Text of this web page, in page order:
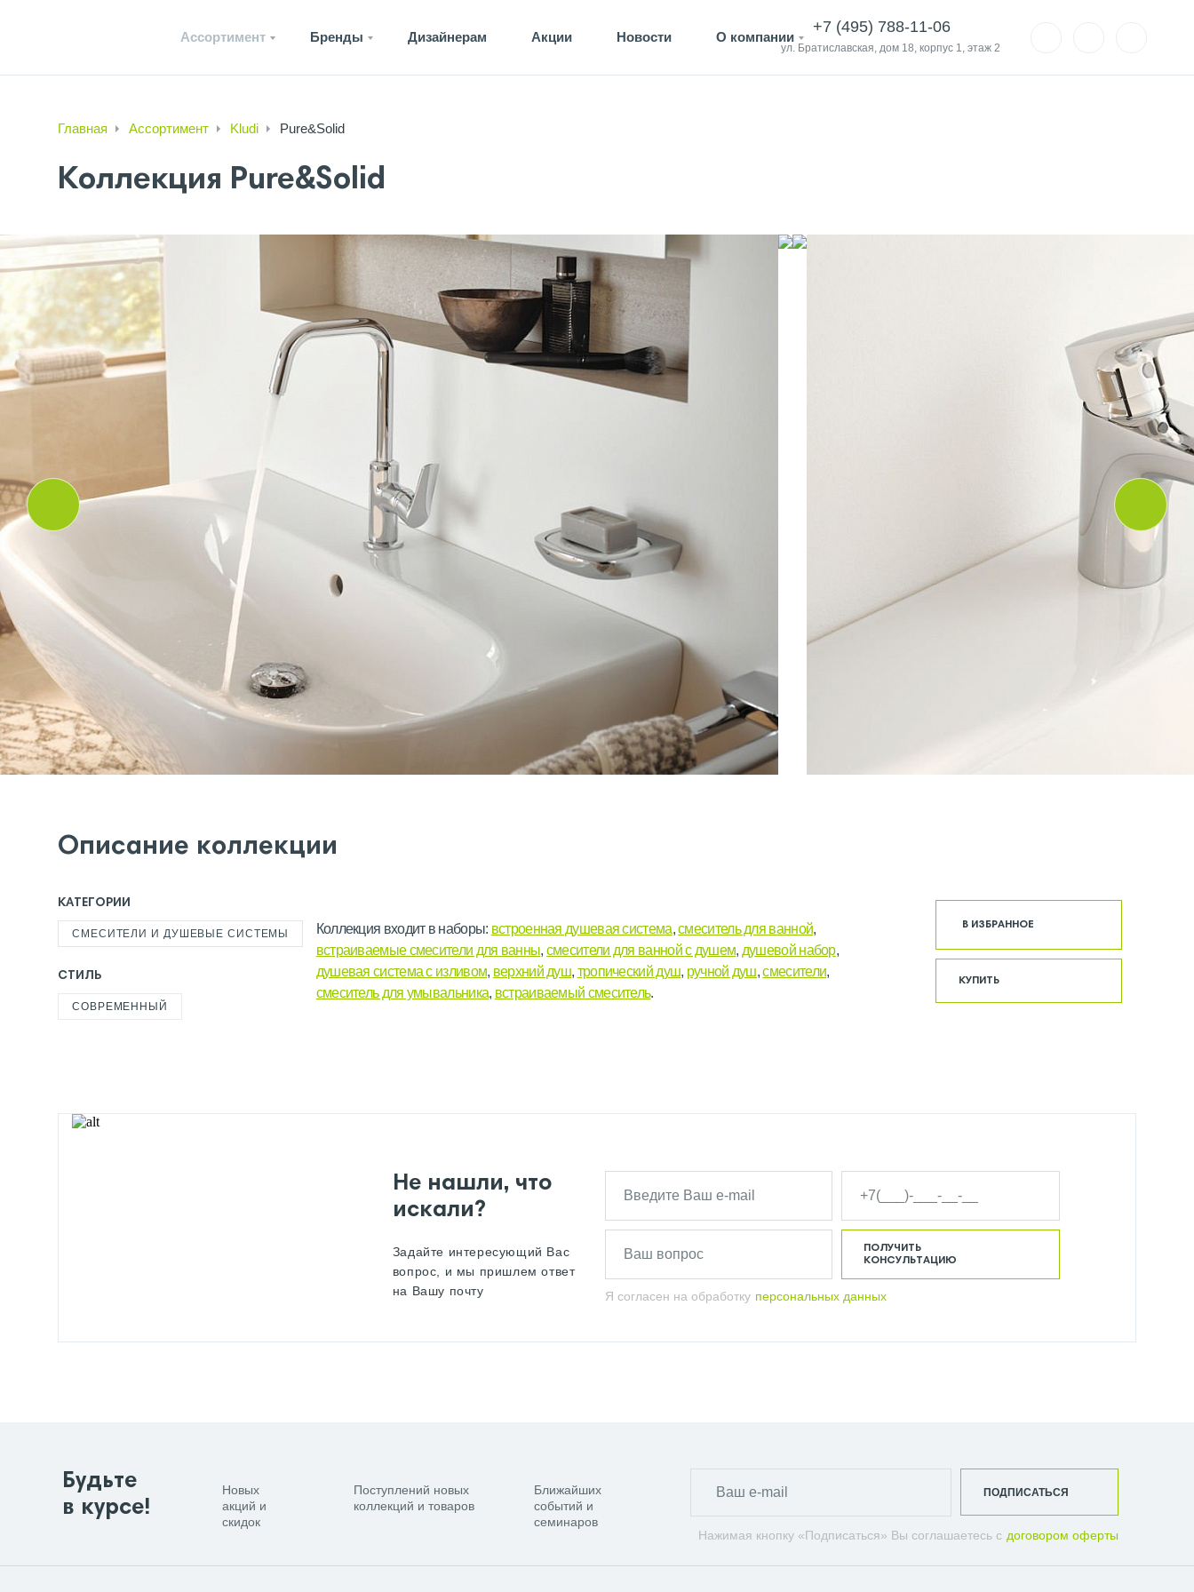
Ассортимент Бренды Дизайнерам Акции Новости О компании
+7 (495) 788-11-06
ул. Братиславская, дом 18, корпус 1, этаж 2
Главная Ассортимент Kludi Pure&Solid
Коллекция Pure&Solid
Описание коллекции
КАТЕГОРИИ
СМЕСИТЕЛИ И ДУШЕВЫЕ СИСТЕМЫ
СТИЛЬ
СОВРЕМЕННЫЙ
Коллекция входит в наборы: встроенная душевая система,смеситель для ванной,
встраиваемые смесители для ванны, смесители для ванной с душем, душевой набор,
душевая система с изливом, верхний душ, тропический душ, ручной душ,смесители,
смеситель для умывальника, встраиваемый смеситель.
В ИЗБРАННОЕ
КУПИТЬ
Не нашли, что
искали?
Задайте интересующий Вас
вопрос, и мы пришлем ответ
на Вашу почту
Я согласен на обработку персональных данных
ПОЛУЧИТЬ
КОНСУЛЬТАЦИЮ
Будьте
в курсе!
Новых
акций и
скидок
Поступлений новых
коллекций и товаров
Ближайших
событий и
семинаров
Нажимая кнопку «Подписаться» Вы соглашаетесь с договором оферты
ПОДПИСАТЬСЯ